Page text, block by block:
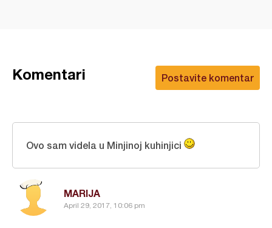
Postavite komentar
Komentari
MARIJA
April 29, 2017, 10:06 pm
Ovo sam videla u Minjinoj kuhinjici